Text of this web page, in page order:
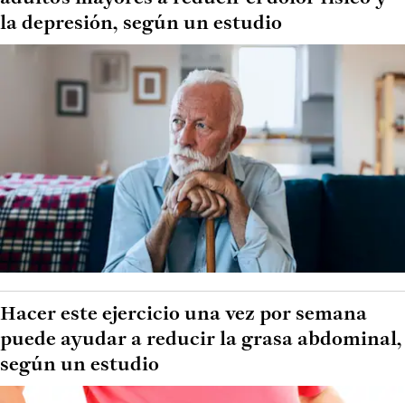
la depresión, según un estudio
Hacer este ejercicio una vez por semana
puede ayudar a reducir la grasa abdominal,
según un estudio